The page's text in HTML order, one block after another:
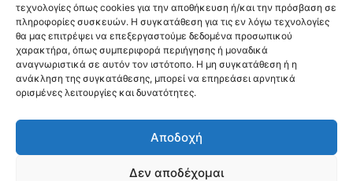
τεχνολογίες όπως cookies για την αποθήκευση ή/και την πρόσβαση σε
πληροφορίες συσκευών. Η συγκατάθεση για τις εν λόγω τεχνολογίες
θα μας επιτρέψει να επεξεργαστούμε δεδομένα προσωπικού
χαρακτήρα, όπως συμπεριφορά περιήγησης ή μοναδικά
αναγνωριστικά σε αυτόν τον ιστότοπο. Η μη συγκατάθεση ή η
ανάκληση της συγκατάθεσης, μπορεί να επηρεάσει αρνητικά
ορισμένες λειτουργίες και δυνατότητες.
Αποδοχή
Δεν αποδέχομαι
Προαστιακός: Αναβαθμίζονται 5 σταθμοί
στην Αττική – Οι αλλαγές που έρχονται για
τους επιβάτες